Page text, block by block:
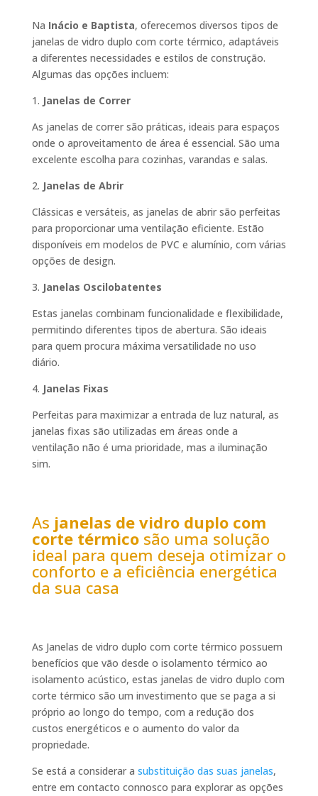
Na Inácio e Baptista, oferecemos diversos tipos de
janelas de vidro duplo com corte térmico, adaptáveis
a diferentes necessidades e estilos de construção.
Algumas das opções incluem:
1. Janelas de Correr
As janelas de correr são práticas, ideais para espaços
onde o aproveitamento de área é essencial. São uma
excelente escolha para cozinhas, varandas e salas.
2. Janelas de Abrir
Clássicas e versáteis, as janelas de abrir são perfeitas
para proporcionar uma ventilação eficiente. Estão
disponíveis em modelos de PVC e alumínio, com várias
opções de design.
3. Janelas Oscilobatentes
Estas janelas combinam funcionalidade e flexibilidade,
permitindo diferentes tipos de abertura. São ideais
para quem procura máxima versatilidade no uso
diário.
4. Janelas Fixas
Perfeitas para maximizar a entrada de luz natural, as
janelas fixas são utilizadas em áreas onde a
ventilação não é uma prioridade, mas a iluminação
sim.
As janelas de vidro duplo com
corte térmicosão uma solução
ideal para quem deseja otimizar o
conforto e a eficiência energética
da sua casa
As Janelas de vidro duplo com corte térmico possuem
benefícios que vão desde o isolamento térmico ao
isolamento acústico, estas janelas de vidro duplo com
corte térmico são um investimento que se paga a si
próprio ao longo do tempo, com a redução dos
custos energéticos e o aumento do valor da
propriedade.
Se está a considerar a substituição das suas janelas,
entre em contacto connosco para explorar as opções